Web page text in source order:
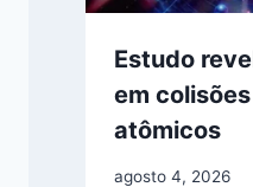
Estudo
em
atômicos
agosto 4, 2026